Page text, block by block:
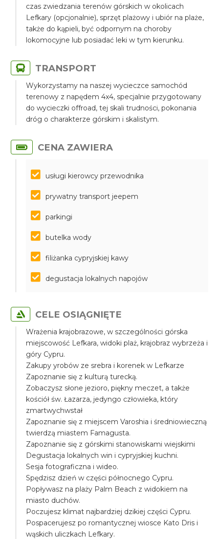
czas zwiedzania terenów górskich w okolicach
Lefkary (opcjonalnie), sprzęt plażowy i ubiór na plaże,
także do kąpieli, być odpornym na choroby
lokomocyjne lub posiadać leki w tym kierunku.
TRANSPORT
Wykorzystamy na naszej wycieczce samochód
terenowy z napędem 4x4, specjalnie przygotowany
do wycieczki offroad, tej skali trudności, pokonania
dróg o charakterze górskim i skalistym.
CENA ZAWIERA
usługi kierowcy przewodnika
prywatny transport jeepem
parkingi
butelka wody
filiżanka cypryjskiej kawy
degustacja lokalnych napojów
CELE OSIĄGNIĘTE
Wrażenia krajobrazowe, w szczególności górska
miejscowość Lefkara, widoki plaż, krajobraz wybrzeża i
góry Cypru.
Zakupy yrobów ze srebra i korenek w Lefkarze
Zapoznanie się z kulturą turecką.
Zobaczysz słone jezioro, piękny meczet, a także
kościół św. Łazarza, jedyngo człowieka, który
zmartwychwstał
Zapoznanie się z miejscem Varoshia i średniowieczną
twierdzą miastem Famagusta.
Zapoznanie się z górskimi stanowiskami wiejskimi
Degustacja lokalnych win i cypryjskiej kuchni.
Sesja fotograficzna i wideo.
Spędzisz dzień w części północnego Cypru.
Popływasz na plaży Palm Beach z widokiem na
miasto duchów.
Poczujesz klimat najbardziej dzikiej części Cypru.
Pospacerujesz po romantycznej wiosce Kato Dris i
wąskich uliczkach Lefkary.